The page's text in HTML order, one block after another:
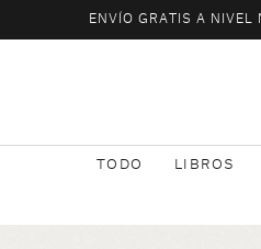
ENVÍO GRATIS A NIVEL
TODO LIBROS